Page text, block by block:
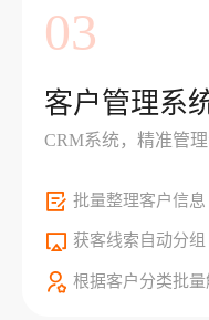
03
客户管理系
CRM系统，精准管
批量整理客户信息
获客线索自动分组
根据客户分类批